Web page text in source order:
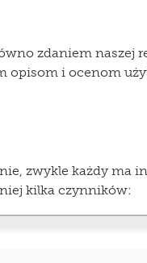
zdaniem naszej
opisom i ocenom
zwykle każdy ma
kilka czynników: